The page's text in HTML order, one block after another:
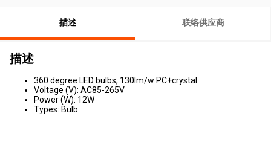
描述 联络供应商
描述
360 degree LED bulbs, 130lm/w PC+crystal
Voltage (V): AC85-265V
Power (W): 12W
Types: Bulb